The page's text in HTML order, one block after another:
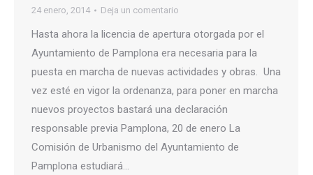
24 enero, 2014
Deja un comentario
Hasta ahora la licencia de apertura otorgada por el
Ayuntamiento de Pamplona era necesaria para la
puesta en marcha de nuevas actividades y obras. Una
vez esté en vigor la ordenanza, para poner en marcha
nuevos proyectos bastará una declaración
responsable previa Pamplona, 20 de enero La
Comisión de Urbanismo del Ayuntamiento de
Pamplona estudiará…